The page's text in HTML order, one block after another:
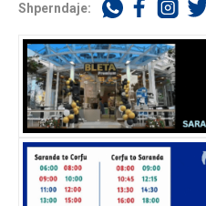
Shperndaje: